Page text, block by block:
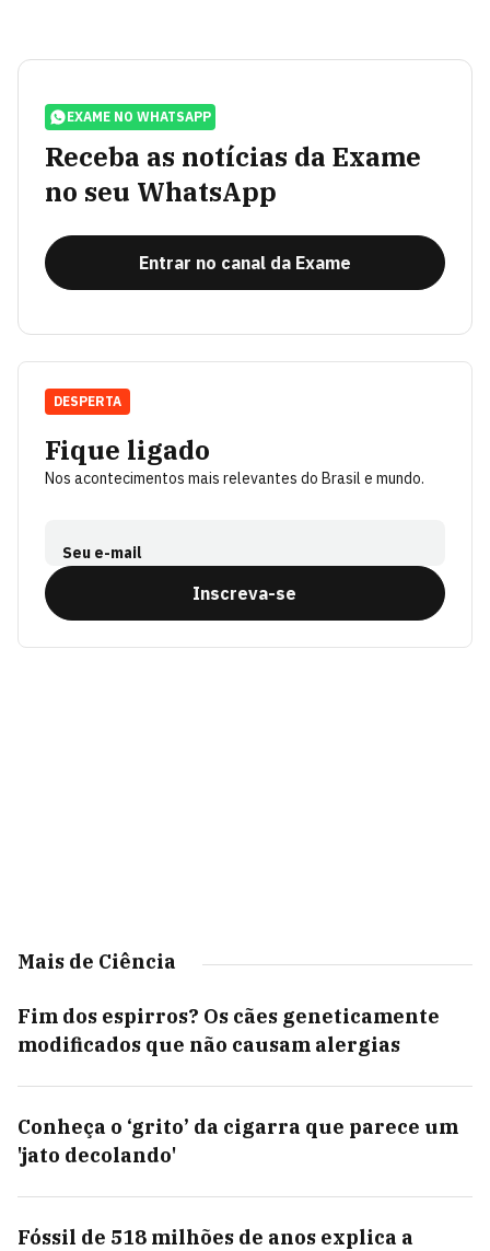
EXAME NO WHATSAPP
Receba as notícias da Exame
no seu WhatsApp
Entrar no canal da Exame
Fique ligado
Nos acontecimentos mais relevantes do Brasil e mundo.
Seu e-mail
Inscreva-se
DESPERTA
Mais de Ciência
Fim dos espirros? Os cães geneticamente
modificados que não causam alergias
Conheça o ‘grito’ da cigarra que parece um
'jato decolando'
Fóssil de 518 milhões de anos explica a